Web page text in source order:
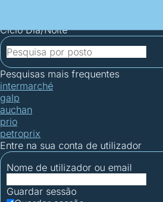
Ciclo Dia/Noite
Pesquisas mais frequentes
intermarché
galp
auchan
prio
petroprix
Entre na sua conta de utilizador
Nome de utilizador ou email
Guardar sessão